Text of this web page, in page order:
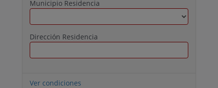
Municipio Residencia
Dirección Residencia
Ver condiciones